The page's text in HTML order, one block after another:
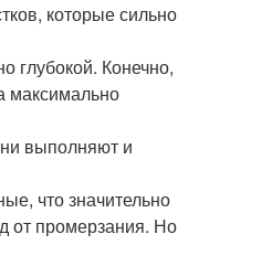
которые сильно
глубокой. Конечно,
максимально
выполняют и
что значительно
от промерзания. Но